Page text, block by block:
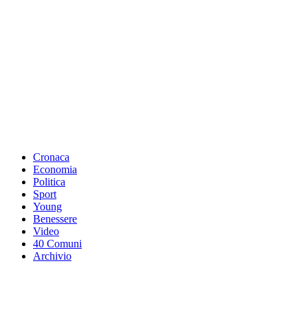
Cronaca
Economia
Politica
Sport
Young
Benessere
Video
40 Comuni
Archivio